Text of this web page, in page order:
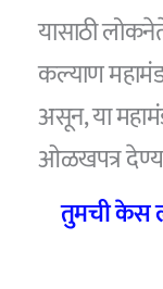
यासाठी
कल्याण
असून, या
ओळखपत्र
तुमची केस